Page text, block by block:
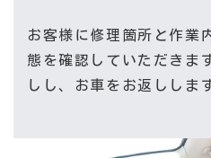
お客様に修理箇所と作業
態を確認していただきま
しし、お車をお返ししま